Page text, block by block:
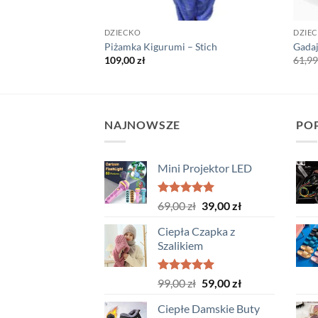
DZIECKO
Piżamka Kigurumi – Stich
109,00zł
NAJNOWSZE
Mini Projektor LED
Oceniono
5.00
69,00zł Pierwotna
wynosiła:
69,00 zł.
39,00złAktualna
Ciepła Czapka z
Szalikiem
Oceniono
5.00
99,00zł Pierwotna
wynosiła:
59,00złAktualna
wynosi:
Ciepłe Damskie Buty